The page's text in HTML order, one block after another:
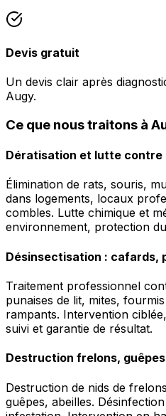
Devis gratuit
Un devis clair après
Augy.
Ce que nous traitons à
Dératisation et lutte contre
Élimination de rats, souris,
dans logements, locaux
combles. Lutte chimique et
environnement, protection
Désinsectisation : cafards,
Traitement professionnel
punaises de lit, mites,
rampants. Intervention
suivi et garantie de résultat.
Destruction frelons,
Destruction de nids de
guêpes, abeilles.